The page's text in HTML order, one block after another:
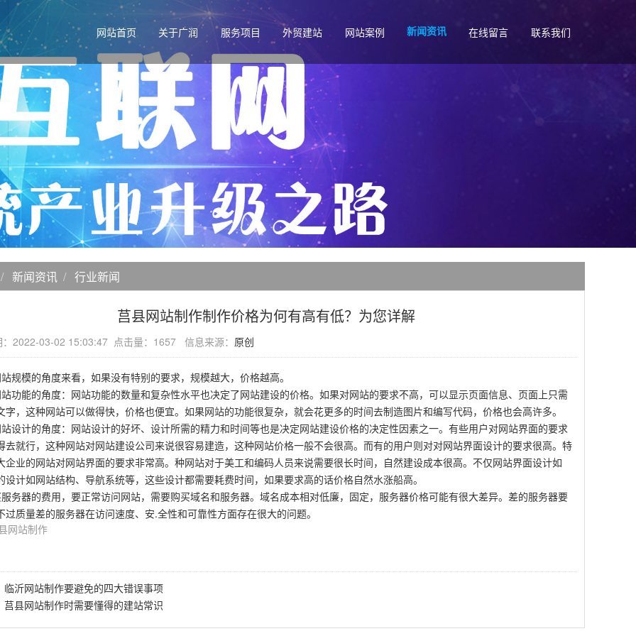
网站首页 关于广润 服务项目 外贸建站 网站案例 新闻资讯 在线留言 联系我们
新闻资讯 行业新闻
莒县网站制作制作价格为何有高有低？为您详解
：2022-03-02 15:03:47 点击量：1657 信息来源： 原创
规模的角度来看，如果没有特别的要求，规模越大，价格越高。
功能的角度：网站功能的数量和复杂性水平也决定了网站建设的价格。如果对网站的要求不高，可以显示页面信息、页面上只需
字，这种网站可以做得快，价格也便宜。如果网站的功能很复杂，就会花更多的时间去制造图片和编写代码，价格也会高许多。
设计的角度：网站设计的好坏、设计所需的精力和时间等也是决定网站建设价格的决定性因素之一。有些用户对网站界面的要求
去就行，这种网站对网站建设公司来说很容易建造，这种网站价格一般不会很高。而有的用户则对对网站界面设计的要求很高。特
企业的网站对网站界面的要求非常高。种网站对于美工和编码人员来说需要很长时间，自然建设成本很高。不仅网站界面设计如
设计如网站结构、导航系统等，这些设计都需要耗费时间，如果要求高的话价格自然水涨船高。
务器的费用，要正常访问网站，需要购买域名和服务器。域名成本相对低廉，固定，服务器价格可能有很大差异。差的服务器要
过质量差的服务器在访问速度、安.全性和可靠性方面存在很大的问题。
网站制作
临沂网站制作要避免的四大错误事项
莒县网站制作时需要懂得的建站常识